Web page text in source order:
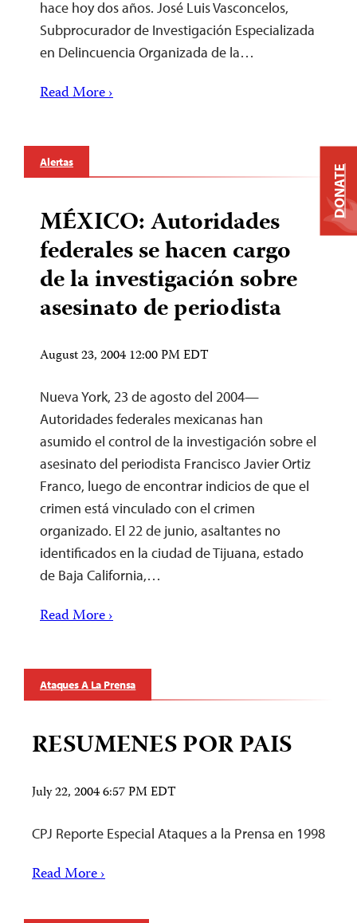
hace hoy dos años. José Luis Vasconcelos,
Subprocurador de Investigación Especializada
en Delincuencia Organizada de la…
Read More ›
Alertas
MÉXICO: Autoridades
federales se hacen cargo
de la investigación sobre
asesinato de periodista
August 23, 2004 12:00 PM EDT
Nueva York, 23 de agosto del 2004—
Autoridades federales mexicanas han
asumido el control de la investigación sobre el
asesinato del periodista Francisco Javier Ortiz
Franco, luego de encontrar indicios de que el
crimen está vinculado con el crimen
organizado. El 22 de junio, asaltantes no
identificados en la ciudad de Tijuana, estado
de Baja California,…
Read More ›
Ataques A La Prensa
RESUMENES POR PAIS
July 22, 2004 6:57 PM EDT
CPJ Reporte Especial Ataques a la Prensa en 1998
Read More ›
DONATE